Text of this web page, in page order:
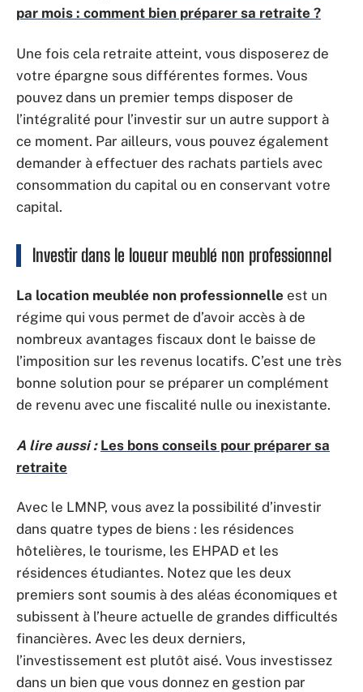
par mois : comment bien préparer sa retraite ?
Une fois cela retraite atteint, vous disposerez de
votre épargne sous différentes formes. Vous
pouvez dans un premier temps disposer de
l’intégralité pour l’investir sur un autre support à
ce moment. Par ailleurs, vous pouvez également
demander à effectuer des rachats partiels avec
consommation du capital ou en conservant votre
capital.
Investir dans le loueur meublé non professionnel
La location meublée non professionnelle est un
régime qui vous permet de d’avoir accès à de
nombreux avantages fiscaux dont le baisse de
l’imposition sur les revenus locatifs. C’est une très
bonne solution pour se préparer un complément
de revenu avec une fiscalité nulle ou inexistante.
A lire aussi : Les bons conseils pour préparer sa
retraite
Avec le LMNP, vous avez la possibilité d’investir
dans quatre types de biens : les résidences
hôtelières, le tourisme, les EHPAD et les
résidences étudiantes. Notez que les deux
premiers sont soumis à des aléas économiques et
subissent à l’heure actuelle de grandes difficultés
financières. Avec les deux derniers,
l’investissement est plutôt aisé. Vous investissez
dans un bien que vous donnez en gestion par